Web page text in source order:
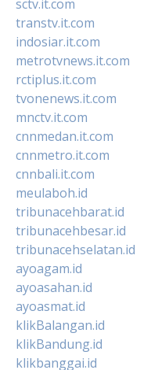
sctv.it.com
transtv.it.com
indosiar.it.com
metrotvnews.it.com
rctiplus.it.com
tvonenews.it.com
mnctv.it.com
cnnmedan.it.com
cnnmetro.it.com
cnnbali.it.com
meulaboh.id
tribunacehbarat.id
tribunacehbesar.id
tribunacehselatan.id
ayoagam.id
ayoasahan.id
ayoasmat.id
klikBalangan.id
klikBandung.id
klikbanggai.id